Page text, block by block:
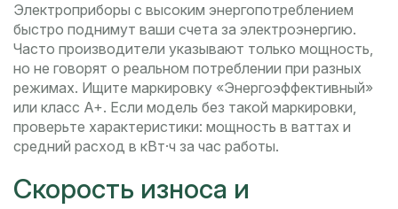
Электроприборы с высоким энергопотреблением
быстро поднимут ваши счета за электроэнергию.
Часто производители указывают только мощность,
но не говорят о реальном потреблении при разных
режимах. Ищите маркировку «Энергоэффективный»
или класс A+. Если модель без такой маркировки,
проверьте характеристики: мощность в ваттах и
средний расход в кВт·ч за час работы.
Скорость износа и